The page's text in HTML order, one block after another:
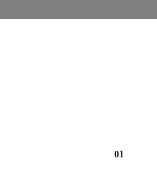
01